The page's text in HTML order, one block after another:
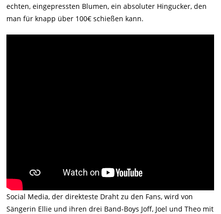
echten, eingepressten Blumen, ein absoluter Hingucker, den
man für knapp über 100€ schießen kann.
Social Media, der direkteste Draht zu den Fans, wird von
Sängerin Ellie und ihren drei Band-Boys Joff, Joel und Theo mit